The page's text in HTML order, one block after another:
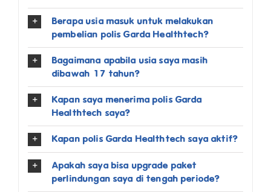
Berapa usia masuk untuk melakukan
pembelian polis Garda Healthtech?
Bagaimana apabila usia saya masih
dibawah 17 tahun?
Kapan saya menerima polis Garda
Healthtech saya?
Kapan polis Garda Healthtech saya aktif?
Apakah saya bisa upgrade paket
perlindungan saya di tengah periode?